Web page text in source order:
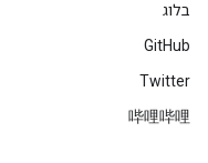
בלוג
GitHub
Twitter
哔哩哔哩